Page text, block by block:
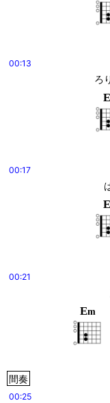
00:13
ろ
E
00:17
E
00:21
Em
間奏
00:25